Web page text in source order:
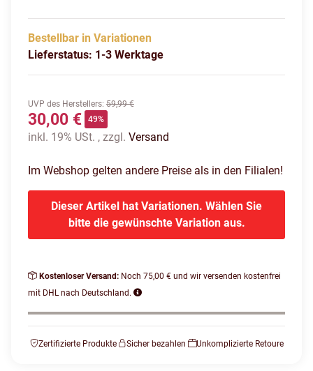
Bestellbar in Variationen
Lieferstatus: 1-3 Werktage
UVP des Herstellers: 59,99 €
30,00 € 49%
inkl. 19% USt. , zzgl. Versand
Im Webshop gelten andere Preise als in den Filialen!
Dieser Artikel hat Variationen. Wählen Sie
bitte die gewünschte Variation aus.
Kostenloser Versand: Noch 75,00 € und wir versenden kostenfrei
mit DHL nach Deutschland.
Zertifizierte Produkte Sicher bezahlen Unkomplizierte Retoure